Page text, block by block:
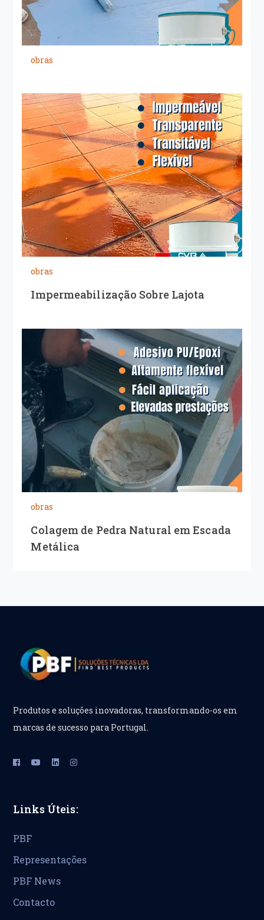
obras
obras
Impermeabilização Sobre Lajota
obras
Colagem de Pedra Natural em Escada
Metálica
Produtos e soluções inovadoras, transformando-os em
marcas de sucesso para Portugal.
Links Úteis:
PBF
Representações
PBF News
Contacto